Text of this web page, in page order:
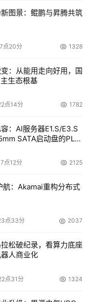
验。
分辨率算法与 mDNle
提供更加惊艳的视觉效
写入芯片底层，大幅
拍摄等场景下的成像
技术的深度渗透，三
锚点，在创新道路上
仅是对技术极限的挑
在三星的蓝图中，手
图景：鲲鹏与昇腾共筑
点20分 1328
：从能用走向好用，国
生态根基
点14分 1782
：AI服务器E1.S/E3.S
SATA启动盘的PLP
点12分 2125
航：Akamai重构分布式
点33分 2037
松破纪录，看算力底座
人商业化
点31分 1324